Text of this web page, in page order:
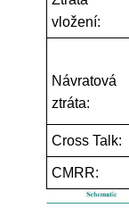
vložení:
Návratová
ztráta:
Cross Talk:
CMRR: